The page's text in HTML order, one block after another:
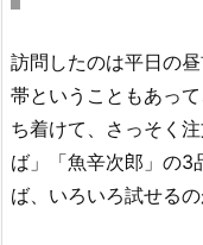
訪問したのは平日の
帯ということもあっ
ち着けて、さっそく
ば」「魚辛次郎」の3
ば、いろいろ試せるの